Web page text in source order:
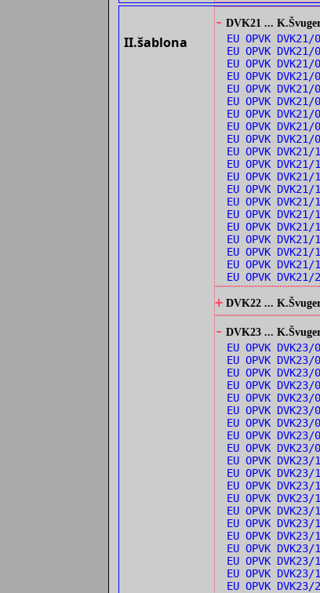
II.šablona
- DVK21 ...
EU OPVK
EU OPVK
EU OPVK
EU OPVK
EU OPVK
EU OPVK
EU OPVK
EU OPVK
EU OPVK
EU OPVK
EU OPVK
EU OPVK
EU OPVK
EU OPVK
EU OPVK
EU OPVK
EU OPVK
EU OPVK
EU OPVK
EU OPVK
+ DVK22 ...
- DVK23 ...
EU OPVK
EU OPVK
EU OPVK
EU OPVK
EU OPVK
EU OPVK
EU OPVK
EU OPVK
EU OPVK
EU OPVK
EU OPVK
EU OPVK
EU OPVK
EU OPVK
EU OPVK
EU OPVK
EU OPVK
EU OPVK
EU OPVK
EU OPVK